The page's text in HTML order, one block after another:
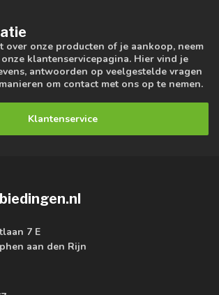
over onze producten of je aankoop, neem
klantenservicepagina. Hier vind je
antwoorden op veelgestelde vragen
om contact met ons op te nemen.
Klantenservice
7 E
aan den Rijn